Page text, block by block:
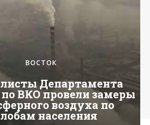
ВОСТОК
Департамента
по ВКО провели замеры
воздуха по
населения